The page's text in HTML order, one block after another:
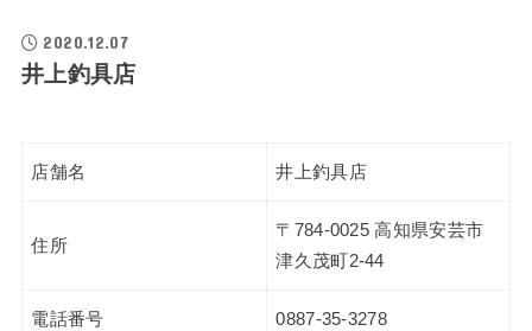
2020.12.07
井上釣具店
店舗名 井上釣具店
住所
〒784-0025 高知県安芸市
津久茂町2-44
電話番号 0887-35-3278